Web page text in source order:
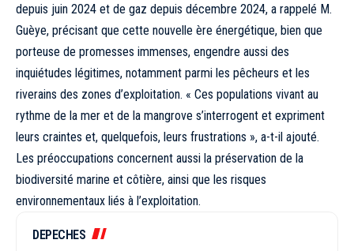
depuis juin 2024 et de gaz depuis décembre 2024, a rappelé M.
Guèye, précisant que cette nouvelle ère énergétique, bien que
porteuse de promesses immenses, engendre aussi des
inquiétudes légitimes, notamment parmi les pêcheurs et les
riverains des zones d’exploitation. « Ces populations vivant au
rythme de la mer et de la mangrove s’interrogent et expriment
leurs craintes et, quelquefois, leurs frustrations », a-t-il ajouté.
Les préoccupations concernent aussi la préservation de la
biodiversité marine et côtière, ainsi que les risques
environnementaux liés à l’exploitation.
DEPECHES